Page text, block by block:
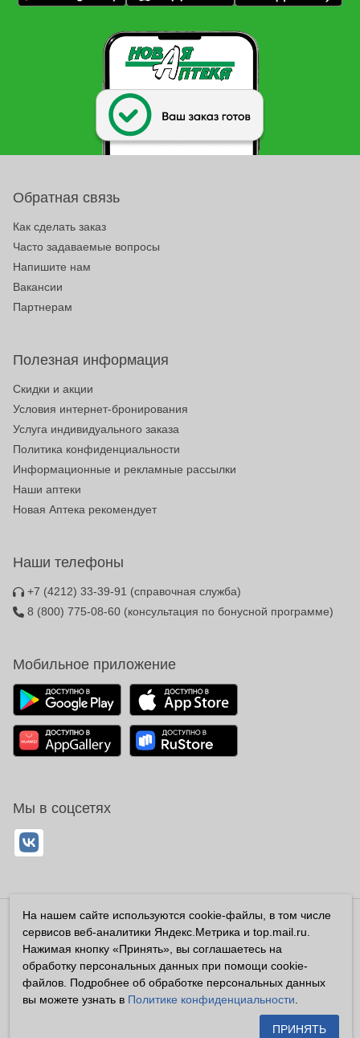
Обратная связь
Как сделать заказ
Часто задаваемые вопросы
Напишите нам
Вакансии
Партнерам
Полезная информация
Скидки и акции
Условия интернет-бронирования
Услуга индивидуального заказа
Политика конфиденциальности
Информационные и рекламные рассылки
Наши аптеки
Новая Аптека рекомендует
Наши телефоны
+7 (4212) 33-39-91 (справочная служба)
8 (800) 775-08-60 (консультация по бонусной программе)
Мобильное приложение
Мы в соцсетях
Владелец сайта ООО «Суперфарма» ОГРН 1032700302194
Все права защищены ©2026
Информация, размещенная на данном сайте имеет
справочный характер, и не должна восприниматься
посетителями сайта как публичная оферта, предусмотренная
На нашем сайте используются cookie-файлы, в том числе
сервисов веб-аналитики Яндекс.Метрика и top.mail.ru.
Нажимая кнопку «Принять», вы соглашаетесь на
обработку персональных данных при помощи cookie-
файлов. Подробнее об обработке персональных данных
вы можете узнать в Политике конфиденциальности
ПРИНЯТЬ